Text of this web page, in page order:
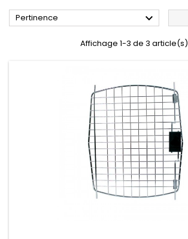
Pertinence 
Affichage 1-3 de 3 article(s)